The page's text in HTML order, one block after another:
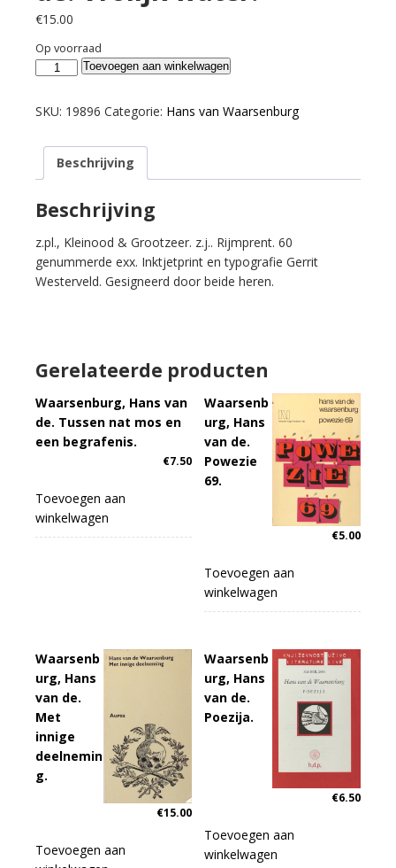
€15.00
Op voorraad
Waarsenburg,
van
Vrolijk
water.
aantal
Toevoegen aan winkelwagen
SKU: 19896 Categorie: Hans van Waarsenburg
Beschrijving
Beschrijving
z.pl., Kleinood & Grootzeer. z.j.. Rijmprent. 60
genummerde exx. Inktjetprint en typografie Gerrit
Westerveld. Gesigneerd door beide heren.
Gerelateerde producten
Waarsenburg, Hans van
de. Tussen nat mos en
een begrafenis.
€7.50
Toevoegen aan
winkelwagen
Waarsenb
urg, Hans
van de.
Powezie
69.
€5.00
Toevoegen aan
winkelwagen
Waarsenb
urg, Hans
van de.
Met
innige
deelnemin
g.
€15.00
Toevoegen aan
Waarsenb
urg, Hans
van de.
Poezija.
€6.50
Toevoegen aan
winkelwagen